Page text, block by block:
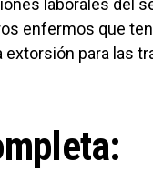
enfermos que
para las